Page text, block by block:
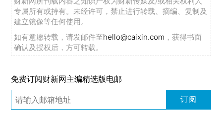
专属所有或持有。未经许可，禁止进行转载、摘编、复制及
建立镜像等任何使用。
如有意愿转载，请发邮件至hello@caixin.com ，获得书面
确认及授权后，方可转载。
免费订阅财新网主编精选版电邮
订阅